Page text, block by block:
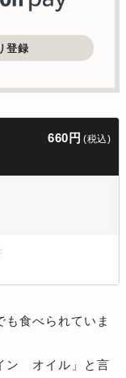
登録
660円 (税込)
食べられていま
ン オイル」と言